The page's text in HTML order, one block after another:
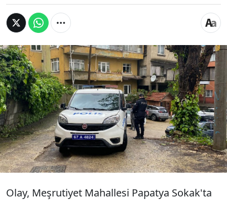
Zonguldak'ta 65 yaşındaki M.G., kızını
takıntı haline getirdiği iddia edilen R.G.
tarafından tabanca ile vurularak
yaralandı.
Olay, Meşrutiyet Mahallesi Papatya Sokak'ta